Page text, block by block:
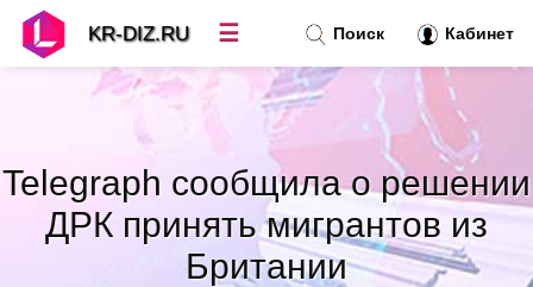
Telegraph сообщила о решении
ДРК принять мигрантов из
Британии
Поиск Кабинет
KR-DIZ.RU ☰
Топ новостей »